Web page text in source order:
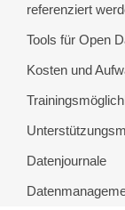
referenziert
Tools für Open
Kosten und
Datenjournale